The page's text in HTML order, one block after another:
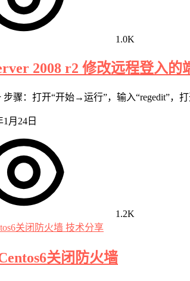
1.0K
2008 r2 修改远程登入的
骤：打开“开始→运行”，输入“regedit”，
1月24日
1.2K
技术分享
关闭防火墙